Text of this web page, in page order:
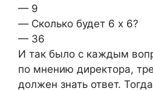
— 9
— Сколько будет 6 x 6?
— 36
И так было с каждым
по мнению директора,
должен знать ответ.